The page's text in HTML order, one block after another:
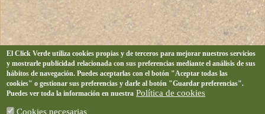
El Click Verde utiliza cookies propias y de terceros para mejorar nuestros servicios
y mostrarle publicidad relacionada con sus preferencias mediante el análisis de sus
hábitos de navegación. Puedes aceptarlas con el botón "Aceptar todas las
cookies" o gestionar sus preferencias y darle al botón "Guardar preferencias".
Puedes ver toda la información en nuestra Política de cookies
Cookies necesarias